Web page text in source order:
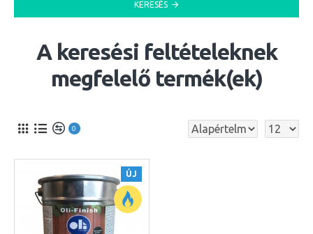
KERESÉS
A keresési feltételeknek
megfelelő termék(ek)
0
ÚJ